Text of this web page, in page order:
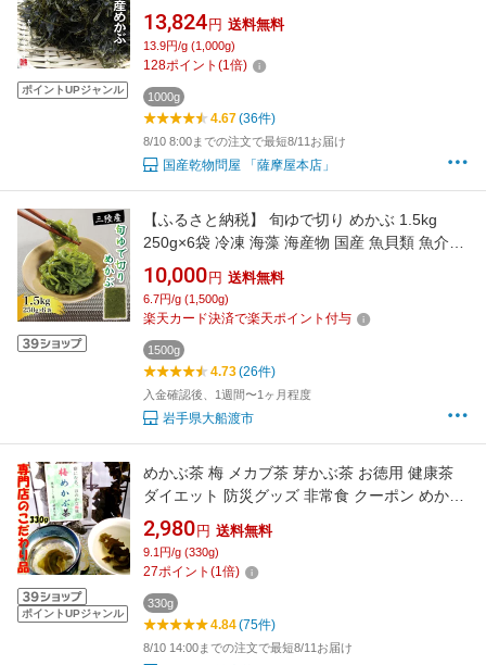
ポイントUPジャンル
手県産 カット わかめ ワカメ ネバネバ
13,824 円 送料無料
13.9円/g (1,000g)
128ポイント (1倍)
1000g
4.67(36件)
8/10 8:00までの注文で最短8/11お届け
国産乾物問屋 「薩摩屋本店」
【ふるさと納税】 旬ゆで切り めかぶ 1.5kg
250g×6袋 冷凍 海藻 海産物 国産 魚貝類 魚介類
小分け めかぶ メカブ ネバネバ ねばねば 和食
朝ごはん ゆで お手軽 味噌汁 ごはん 夕飯 おか
ず サラダ ギフト 贈答 大船渡 三陸 岩手県 大船
10,000 円 送料無料
6.7円/g (1,500g)
楽天カード決済で楽天ポイント付与
1500g
4.73(26件)
入金確認後、1週間〜1ヶ月程度
岩手県大船渡市
ポイントUPジャンル
めかぶ茶 梅 メカブ茶 芽かぶ茶 お徳用 健康茶
ダイエット 防災グッズ 非常食 クーポン めかぶ
めかぶスープ 食物繊維 お茶 ダイエット茶 ダイ
エット健康茶 茶 低カロリー茶 低カロリー健康
茶 梅めかぶ茶 330g
2,980 円 送料無料
9.1円/g (330g)
27ポイント (1倍)
330g
4.84(75件)
8/10 14:00までの注文で最短8/11お届け